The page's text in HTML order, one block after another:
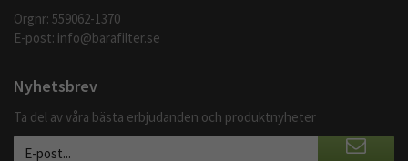
Orgnr: 559062-1370
E-post: info@barafilter.se
Nyhetsbrev
Ta del av våra bästa erbjudanden och produktnyheter